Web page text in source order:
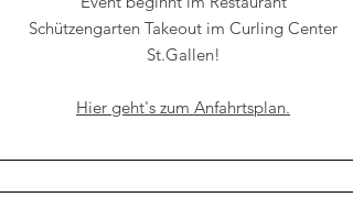
Schützengarten Takeout im Curling Center
St.Gallen!
Hier geht's zum Anfahrtsplan.